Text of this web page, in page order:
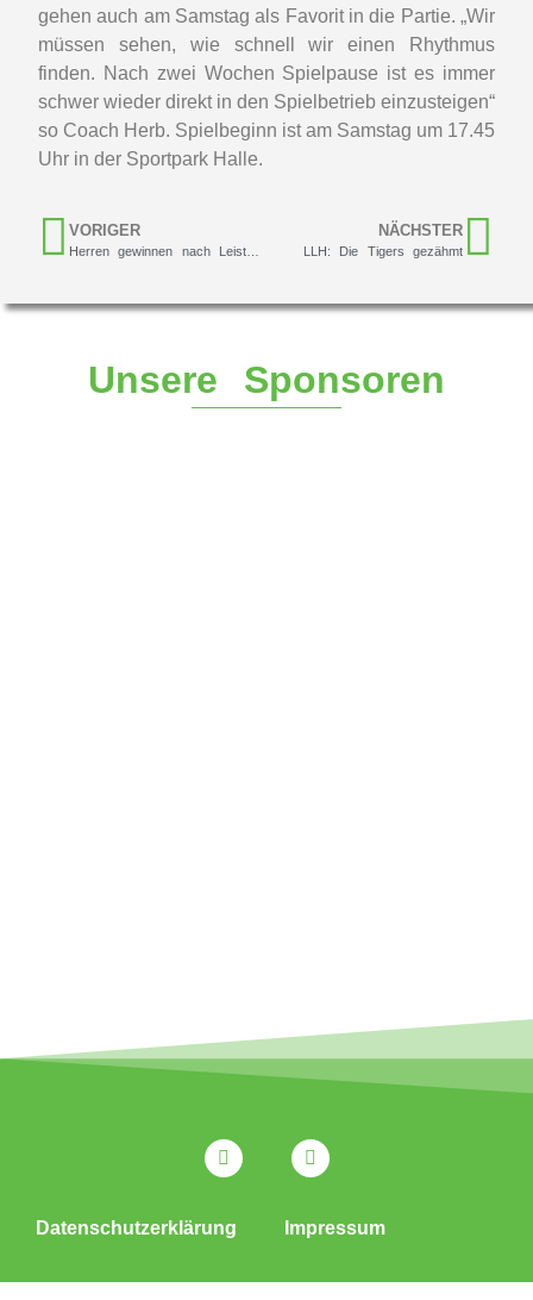
gehen auch am Samstag als Favorit in die Partie. „Wir
müssen sehen, wie schnell wir einen Rhythmus
finden. Nach zwei Wochen Spielpause ist es immer
schwer wieder direkt in den Spielbetrieb einzusteigen“
so Coach Herb. Spielbeginn ist am Samstag um 17.45
Uhr in der Sportpark Halle.
VORIGER NÄCHSTER
LLH: Die Tigers gezähmt
Unsere Sponsoren
Datenschutzerklärung Impressum